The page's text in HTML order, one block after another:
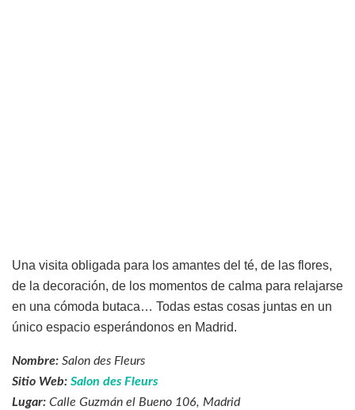
Una visita obligada para los amantes del té, de las flores,
de la decoración, de los momentos de calma para relajarse
en una cómoda butaca… Todas estas cosas juntas en un
único espacio esperándonos en Madrid.
Nombre: Salon des Fleurs
Sitio Web: Salon des Fleurs
Lugar: Calle Guzmán el Bueno 106, Madrid